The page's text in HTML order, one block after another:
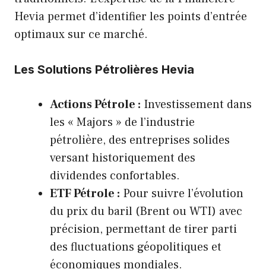
Hevia permet d’identifier les points d’entrée
optimaux sur ce marché.
Les Solutions Pétrolières Hevia
Actions Pétrole : Investissement dans
les « Majors » de l’industrie
pétrolière, des entreprises solides
versant historiquement des
dividendes confortables.
ETF Pétrole : Pour suivre l’évolution
du prix du baril (Brent ou WTI) avec
précision, permettant de tirer parti
des fluctuations géopolitiques et
économiques mondiales.